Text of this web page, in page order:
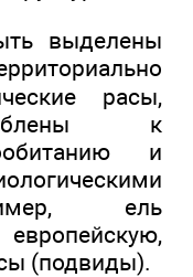
выделены
расы,
к
и
ель
(подвиды).